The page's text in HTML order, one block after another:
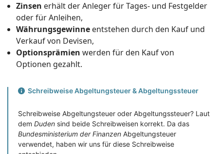
Zinsen erhält der Anleger für Tages- und Festgelder
oder für Anleihen,
Währungsgewinne entstehen durch den Kauf und
Verkauf von Devisen,
Optionsprämien werden für den Kauf von
Optionen gezahlt.
Schreibweise Abgeltungsteuer & Abgeltungssteuer
Schreibweise Abgeltungsteuer oder Abgeltungssteuer? Laut
dem Duden sind beide Schreibweisen korrekt. Da das
Bundesministerium der Finanzen Abgeltungsteuer
verwendet, haben wir uns für diese Schreibweise